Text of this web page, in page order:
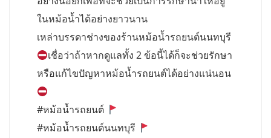
ในหม้อน้ำได้อย่างยาวนาน
เหล่าบรรดาช่างของร้านหม้อน้ำรถยนต์นนทบุรี
เชื่อว่าถ้าหากดูแลทั้ง 2 ข้อนี้ได้ก็จะช่วยรักษา
หรือแก้ไขปัญหาหม้อน้ำรถยนต์ได้อย่างแน่นอน
#หม้อน้ำรถยนต์
#หม้อน้ำรถยนต์นนทบุรี